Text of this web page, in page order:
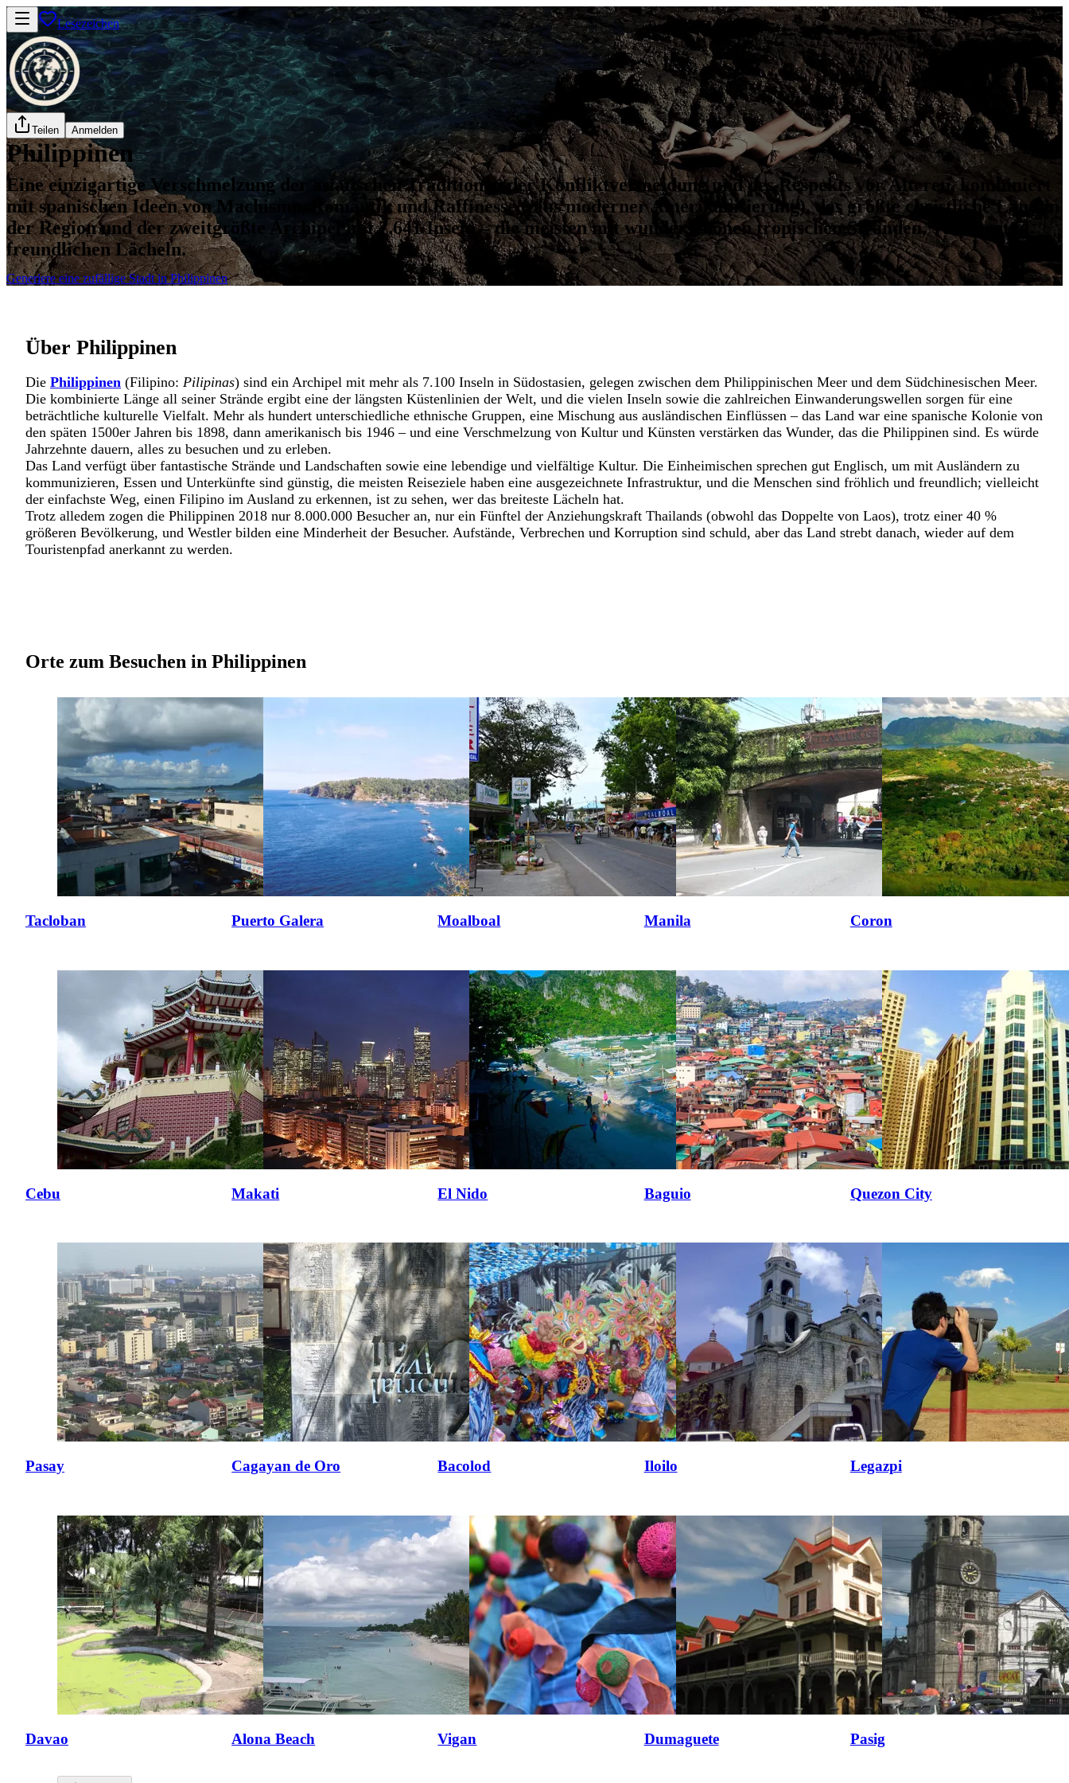
Lesezeichen
Teilen Anmelden
Philippinen
Eine einzigartige Verschmelzung der asiatischen Traditionen der Konfliktvermeidung und des Respekts vor Älteren, kombiniert
mit spanischen Ideen von Machismo, Romantik und Raffinesse (plus moderner Amerikanisierung), das größte christliche Land in
der Region und der zweitgrößte Archipel mit 7.641 Inseln – die meisten mit wunderschönen tropischen Stränden, Wärme und
freundlichen Lächeln.
Generiere eine zufällige Stadt in Philippinen
Über Philippinen
Die Philippinen (Filipino: Pilipinas) sind ein Archipel mit mehr als 7.100 Inseln in Südostasien, gelegen zwischen dem Philippinischen Meer und dem Südchinesischen Meer.
Die kombinierte Länge all seiner Strände ergibt eine der längsten Küstenlinien der Welt, und die vielen Inseln sowie die zahlreichen Einwanderungswellen sorgen für eine
beträchtliche kulturelle Vielfalt. Mehr als hundert unterschiedliche ethnische Gruppen, eine Mischung aus ausländischen Einflüssen – das Land war eine spanische Kolonie von
den späten 1500er Jahren bis 1898, dann amerikanisch bis 1946 – und eine Verschmelzung von Kultur und Künsten verstärken das Wunder, das die Philippinen sind. Es würde
Jahrzehnte dauern, alles zu besuchen und zu erleben.
Das Land verfügt über fantastische Strände und Landschaften sowie eine lebendige und vielfältige Kultur. Die Einheimischen sprechen gut Englisch, um mit Ausländern zu
kommunizieren, Essen und Unterkünfte sind günstig, die meisten Reiseziele haben eine ausgezeichnete Infrastruktur, und die Menschen sind fröhlich und freundlich; vielleicht
der einfachste Weg, einen Filipino im Ausland zu erkennen, ist zu sehen, wer das breiteste Lächeln hat.
Trotz alledem zogen die Philippinen 2018 nur 8.000.000 Besucher an, nur ein Fünftel der Anziehungskraft Thailands (obwohl das Doppelte von Laos), trotz einer 40 %
größeren Bevölkerung, und Westler bilden eine Minderheit der Besucher. Aufstände, Verbrechen und Korruption sind schuld, aber das Land strebt danach, wieder auf dem
Touristenpfad anerkannt zu werden.
Orte zum Besuchen in Philippinen
Tacloban Puerto Galera Moalboal Manila Coron
Cebu Makati El Nido Baguio Quezon City
Pasay Cagayan de Oro Bacolod Iloilo Legazpi
Davao Alona Beach Vigan Dumaguete Pasig